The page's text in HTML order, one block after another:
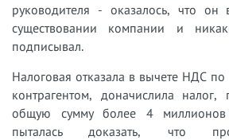
руководителя - оказалось, что
существовании компании и
подписывал.
Налоговая отказала в вычете НДС по
контрагентом, доначислила
общую сумму более 4 миллионов
пыталась доказать, что